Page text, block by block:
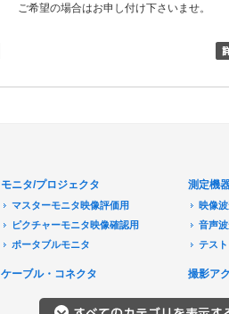
ご希望の場合はお申し付け下さいませ。
モニタ/プロジェクタ
マスターモニタ映像評価用
ピクチャーモニタ映像確認用
ポータブルモニタ
プロジェクタ
測定機
映像
音声
テス
レコー
ケーブル・コネクタ 撮影ア